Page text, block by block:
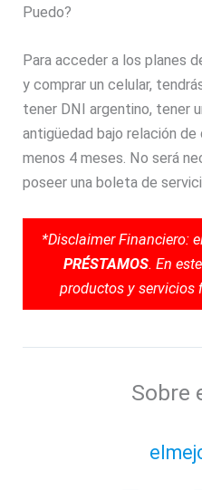
Puedo?
Para acceder a los planes
y comprar un celular,
tener DNI argentino, tener
antigüedad bajo relación
menos 4 meses. No será
poseer una boleta de
*Disclaimer Financiero:
PRÉSTAMOS. En
productos y servicios
Sobre